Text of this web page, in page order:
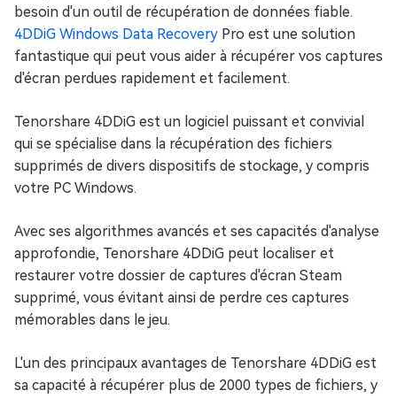
besoin d'un outil de récupération de données fiable.
4DDiG Windows Data Recovery Pro est une solution
fantastique qui peut vous aider à récupérer vos captures
d'écran perdues rapidement et facilement.
Tenorshare 4DDiG est un logiciel puissant et convivial
qui se spécialise dans la récupération des fichiers
supprimés de divers dispositifs de stockage, y compris
votre PC Windows.
Avec ses algorithmes avancés et ses capacités d'analyse
approfondie, Tenorshare 4DDiG peut localiser et
restaurer votre dossier de captures d'écran Steam
supprimé, vous évitant ainsi de perdre ces captures
mémorables dans le jeu.
L'un des principaux avantages de Tenorshare 4DDiG est
sa capacité à récupérer plus de 2000 types de fichiers, y